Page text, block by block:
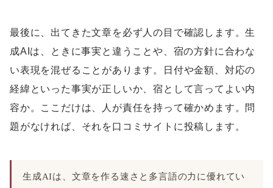
最後に、出てきた文章を必ず人の目で確認します。生
成AIは、ときに事実と違うことや、宿の方針に合わな
い表現を混ぜることがあります。日付や金額、対応の
経緯といった事実が正しいか、宿として言ってよい内
容か。ここだけは、人が責任を持って確かめます。問
題がなければ、それを口コミサイトに投稿します。
生成AIは、文章を作る速さと多言語の力に優れてい